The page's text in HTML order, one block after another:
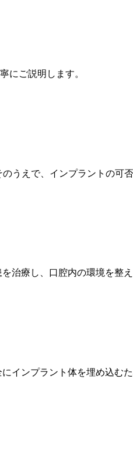
にご説明します。
うえで、インプラントの可
治療し、口腔内の環境を整え
インプラント体を埋め込む